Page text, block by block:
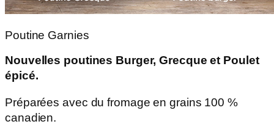
Poutine Garnies
Nouvelles poutines Burger, Grecque et Poulet
épicé.
Préparées avec du fromage en grains 100 %
canadien.